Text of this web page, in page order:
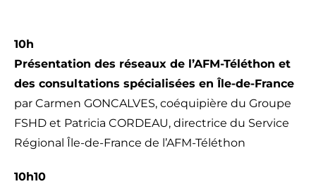
10h
Présentation des réseaux de l’AFM-Téléthon et
des consultations spécialisées en Île-de-France
par Carmen GONCALVES, coéquipière du Groupe
FSHD et Patricia CORDEAU, directrice du Service
Régional Île-de-France de l’AFM-Téléthon
10h10